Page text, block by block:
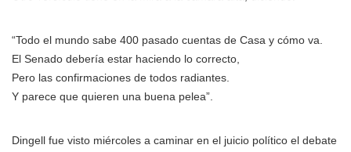
“Todo el mundo sabe 400 pasado cuentas de Casa y cómo va.
El Senado debería estar haciendo lo correcto,
Pero las confirmaciones de todos radiantes.
Y parece que quieren una buena pelea”.
Dingell fue visto miércoles a caminar en el juicio político el debate